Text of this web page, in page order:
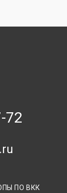
72
ПО ВКК